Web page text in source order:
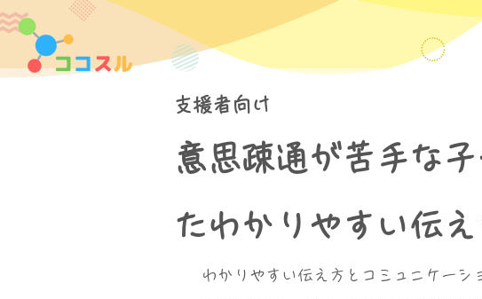
支援者向け
意思疎通が苦手な
たわかりやすい伝え
わかりやすい伝え方とコミュニケーシ